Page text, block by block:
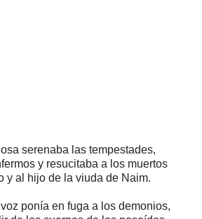
serenaba las tempestades,
y resucitaba a los muertos
y al hijo de la viuda de Naim.
ponía en fuga a los demonios,